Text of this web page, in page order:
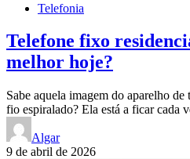
Telefonia
Telefone fixo
melhor hoje?
Sabe aquela imagem do aparelho
fio espiralado? Ela está a ficar cada
Algar
9 de abril de 2026